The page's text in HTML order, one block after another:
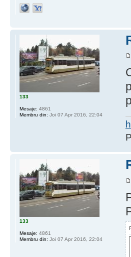
133
Mesaje: 4861
Membru din: Joi 07 Apr 2016, 22:04
133
Mesaje: 4861
Membru din: Joi 07 Apr 2016, 22:04